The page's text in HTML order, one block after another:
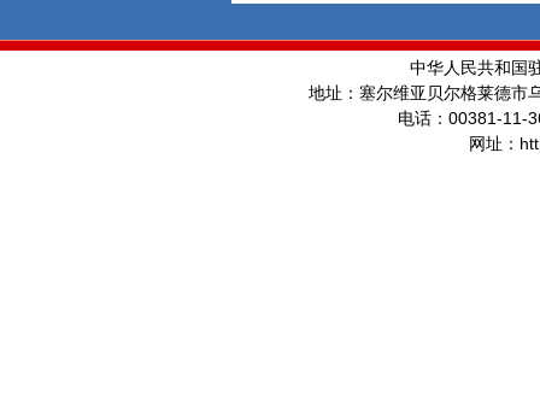
中华人民共和国
地址：塞尔维亚贝尔格莱德市
电话： 00381-11-
网址：